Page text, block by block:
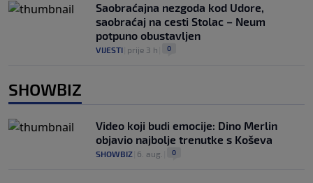
Saobraćajna nezgoda kod Udore,
saobraćaj na cesti Stolac – Neum
potpuno obustavljen
VIJESTI prije 3 h 0
SHOWBIZ
Video koji budi emocije: Dino Merlin
objavio najbolje trenutke s Koševa
SHOWBIZ 6. aug. 0